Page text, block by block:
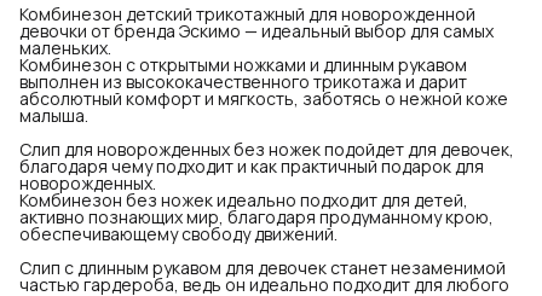
Комбинезон детский трикотажный для новорожденной
девочки от бренда Эскимо — идеальный выбор для самых
маленьких.
Комбинезон с открытыми ножками и длинным рукавом
выполнен из высококачественного трикотажа и дарит
абсолютный комфорт и мягкость, заботясь о нежной коже
малыша.
Слип для новорожденных без ножек подойдет для девочек,
благодаря чему подходит и как практичный подарок для
новорожденных.
Комбинезон без ножек идеально подходит для детей,
активно познающих мир, благодаря продуманному крою,
обеспечивающему свободу движений.
Слип с длинным рукавом для девочек станет незаменимой
частью гардероба, ведь он идеально подходит для любого